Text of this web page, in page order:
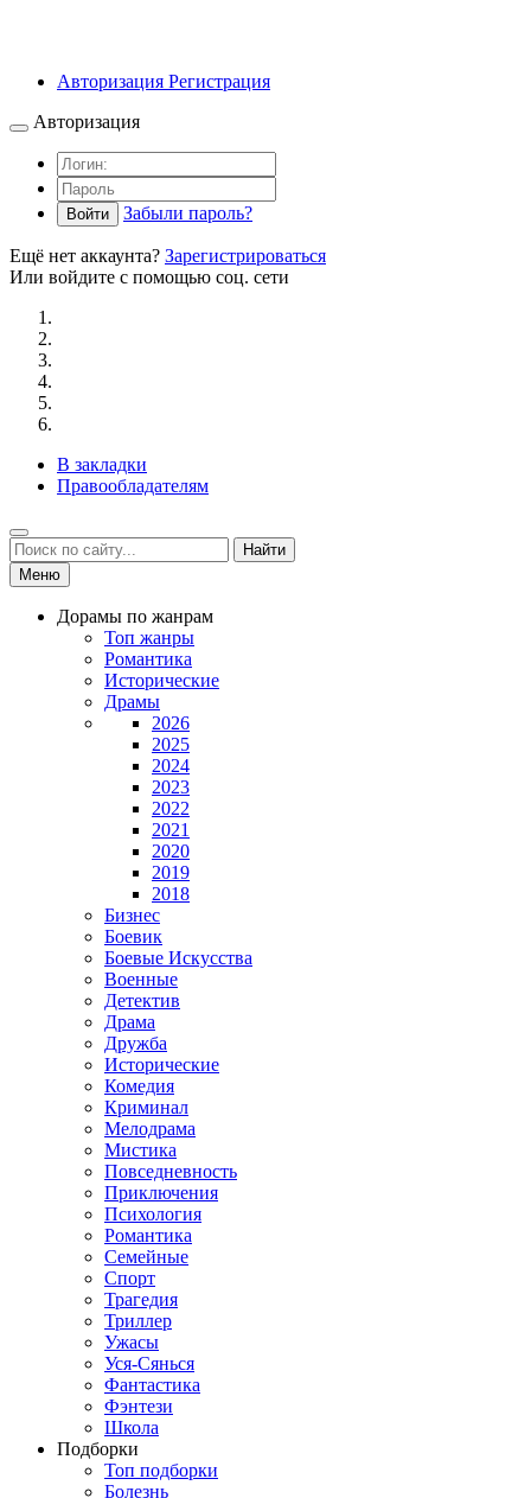
Авторизация Регистрация
Авторизация
Войти Забыли пароль?
Ещё нет аккаунта? Зарегистрироваться
Или войдите с помощью соц. сети
В закладки
Правообладателям
Найти
Меню
Дорамы по жанрам
Топ жанры
Романтика
Исторические
Драмы
2026
2025
2024
2023
2022
2021
2020
2019
2018
Бизнес
Боевик
Боевые Искусства
Военные
Детектив
Драма
Дружба
Исторические
Комедия
Криминал
Мелодрама
Мистика
Повседневность
Приключения
Психология
Романтика
Семейные
Спорт
Трагедия
Триллер
Ужасы
Уся-Сянься
Фантастика
Фэнтези
Школа
Подборки
Топ подборки
Болезнь